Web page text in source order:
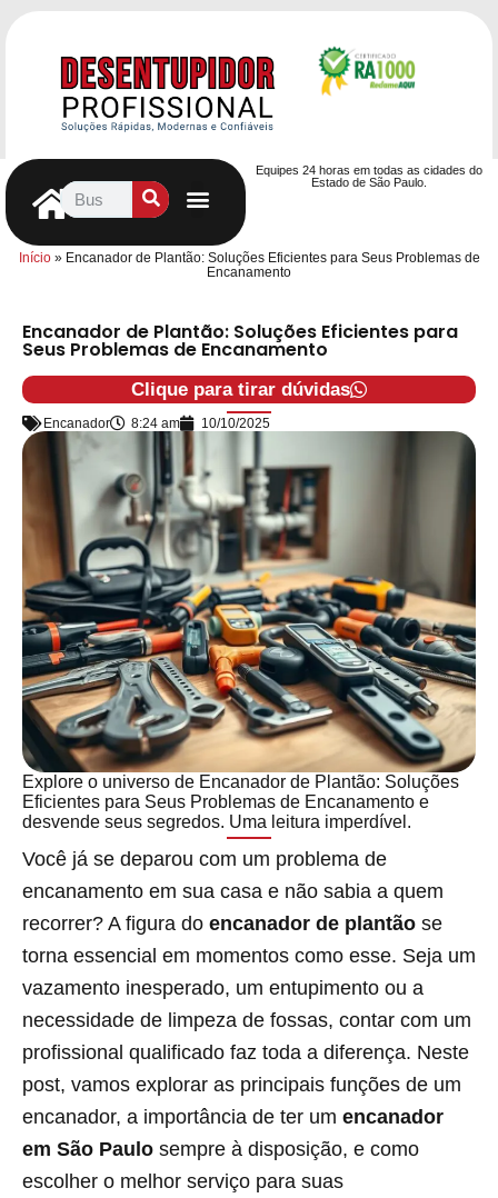
Equipes 24 horas em todas as cidades do
Estado de São Paulo.
Início» Encanador de Plantão: Soluções Eficientes para Seus Problemas de
Encanamento
Encanador de Plantão: Soluções Eficientes para
Seus Problemas de Encanamento
Clique para tirar dúvidas
Encanador 8:24 am 10/10/2025
Explore o universo de Encanador de Plantão: Soluções
Eficientes para Seus Problemas de Encanamento e
desvende seus segredos. Uma leitura imperdível.
Você já se deparou com um problema de
encanamento em sua casa e não sabia a quem
recorrer? A figura do encanador de plantão se
torna essencial em momentos como esse. Seja um
vazamento inesperado, um entupimento ou a
necessidade de limpeza de fossas, contar com um
profissional qualificado faz toda a diferença. Neste
post, vamos explorar as principais funções de um
encanador, a importância de ter um encanador
em São Paulo sempre à disposição, e como
escolher o melhor serviço para suas